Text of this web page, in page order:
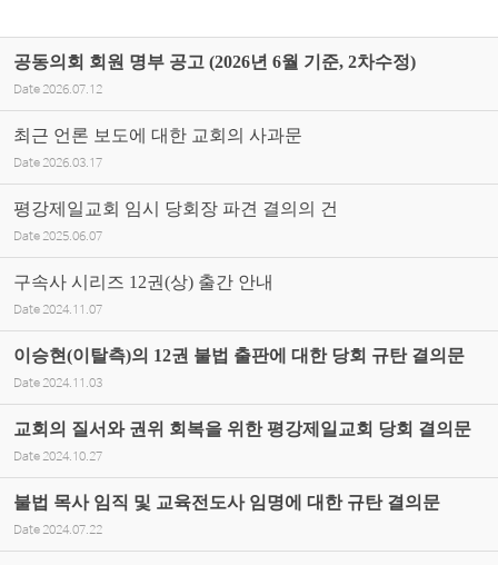
공동의회 회원 명부 공고 (2026년 6월 기준, 2차수정)
Date 2026.07.12
최근 언론 보도에 대한 교회의 사과문
Date 2026.03.17
평강제일교회 임시 당회장 파견 결의의 건
Date 2025.06.07
구속사 시리즈 12권(상) 출간 안내
Date 2024.11.07
이승현(이탈측)의 12권 불법 출판에 대한 당회 규탄 결의문
Date 2024.11.03
교회의 질서와 권위 회복을 위한 평강제일교회 당회 결의문
Date 2024.10.27
불법 목사 임직 및 교육전도사 임명에 대한 규탄 결의문
Date 2024.07.22